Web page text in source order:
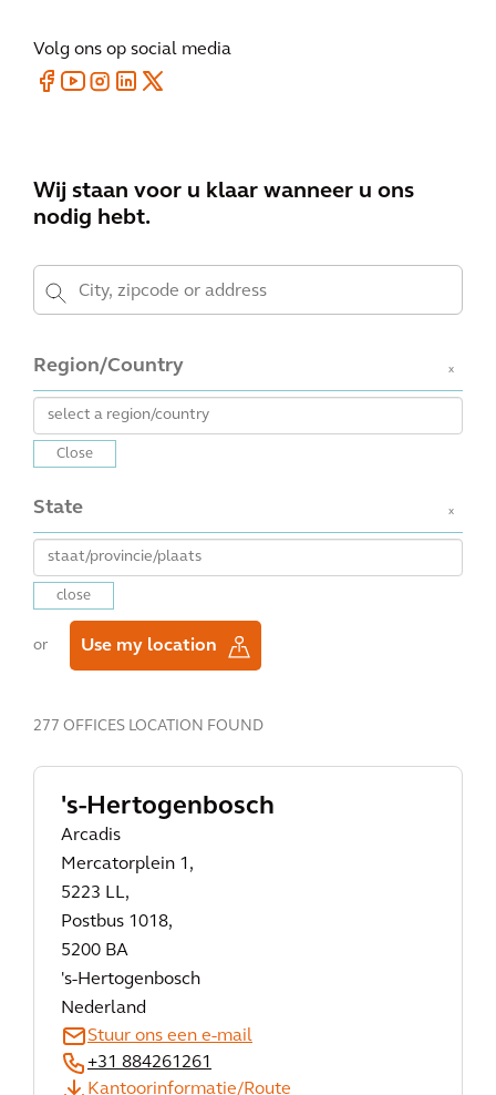
Volg ons op social media
Wij staan voor u klaar wanneer u ons
nodig hebt.
Region/Country x
Close
State x
close
or Use my location
277 OFFICES LOCATION FOUND
's-Hertogenbosch
Arcadis
Mercatorplein 1,
5223 LL,
Postbus 1018,
5200 BA
's-Hertogenbosch
Nederland
Stuur ons een e-mail
+31 884261261
Kantoorinformatie/Route